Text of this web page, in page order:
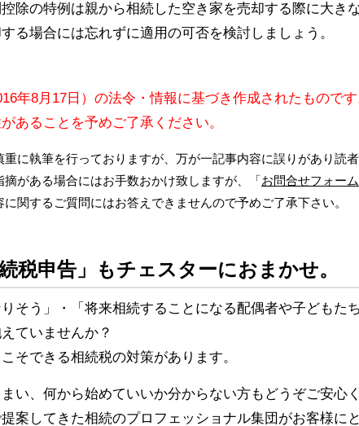
除の特例は親から相続した空き家を売却する際に大き
る場合には忘れずに適用の可否を検討しましょう。
年8月17日）の法令・情報に基づき作成されたものです
あることを予めご了承ください。
に執筆を行っておりますが、万が一記事内容に誤りがあり読
がある場合にはお手数おかけ致しますが、「お問合せフォーム
関するご質問にはお答えできませんので予めご了承下さい。
税申告」もチェスターにおまかせ。
りそう」・「将来相続することになる配偶者や子どもた
ていませんか？
そできる相続税の対策があります。
い、何から始めていいか分からない方もどうぞご安心く
案してきた相続のプロフェッショナル集団がお客様に